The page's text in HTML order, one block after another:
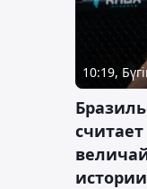
10:19,
истории